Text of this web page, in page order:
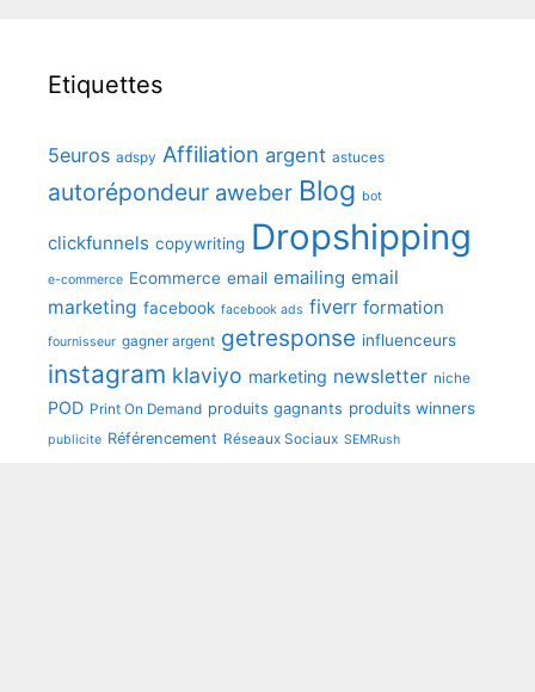
Etiquettes
5euros adspy Affiliation argent astuces
autorépondeur aweber Blog bot
clickfunnels copywriting Dropshipping
e-commerce Ecommerce email emailing email
marketing facebook facebook ads fiverr formation
fournisseur gagner argent getresponse influenceurs
instagram klaviyo marketing newsletter niche
POD Print On Demand produits gagnants produits winners
publicite Référencement Réseaux Sociaux SEMRush